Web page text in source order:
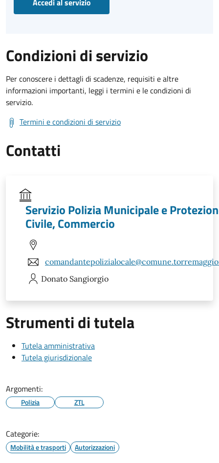
Condizioni di servizio
Per conoscere i dettagli di scadenze, requisiti e altre
informazioni importanti, leggi i termini e le condizioni di
servizio.
Termini e condizioni di servizio
Contatti
Servizio Polizia Municipale e
Civile, Commercio
Donato Sangiorgio
Strumenti di tutela
Tutela amministrativa
Tutela giurisdizionale
Argomenti:
Polizia ZTL
Categorie:
Mobilità e trasporti Autorizzazioni